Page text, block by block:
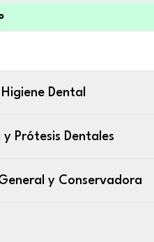
Dental
Prótesis Dentales
y Conservadora